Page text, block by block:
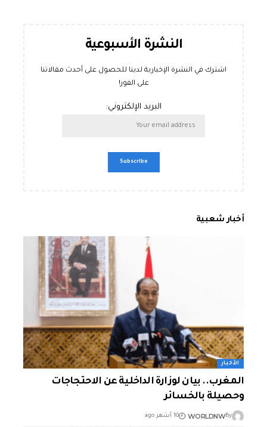
النشرة الأسبوعية
اشترك في النشرة الإخبارية لدينا للحصول على أحدث مقالاتنا
على الفور!
البريد الإلكتروني:
أخبار شعبية
الأخبار
المغرب.. بيان لوزارة الداخلية عن الاحتجاجات
وحصيلة بالخسائر
By
WORLDNW 10 أشهر ago